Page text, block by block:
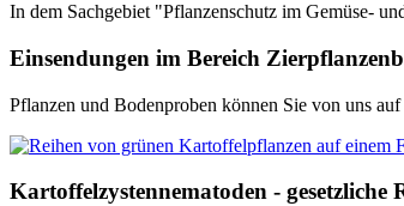
In dem Sachgebiet "Pflanzenschutz im Gemüse-
Einsendungen im Bereich
Pflanzen und Bodenproben können Sie von uns
Kartoffelzystennematoden - gesetzliche